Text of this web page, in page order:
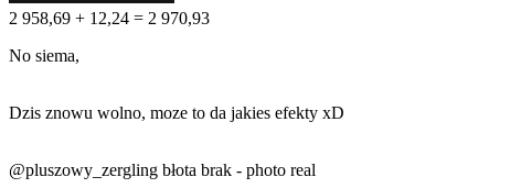
2 958,69 + 12,24 = 2 970,93
No siema,
Dzis znowu wolno, moze to da jakies efekty xD
@pluszowy_zergling błota brak - photo real